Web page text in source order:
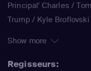
Principal' Charles /
Trump / Kyle
Cartman / Randy
Show more
Regisseurs: